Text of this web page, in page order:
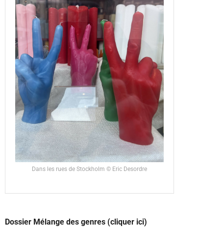
Dans les rues de Stockholm © Eric Desordre
Dossier Mélange des genres (cliquer ici)